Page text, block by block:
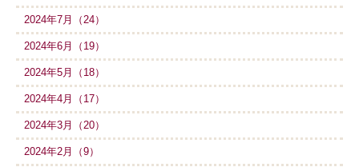
2024年7月（24）
2024年6月（19）
2024年5月（18）
2024年4月（17）
2024年3月（20）
2024年2月（9）